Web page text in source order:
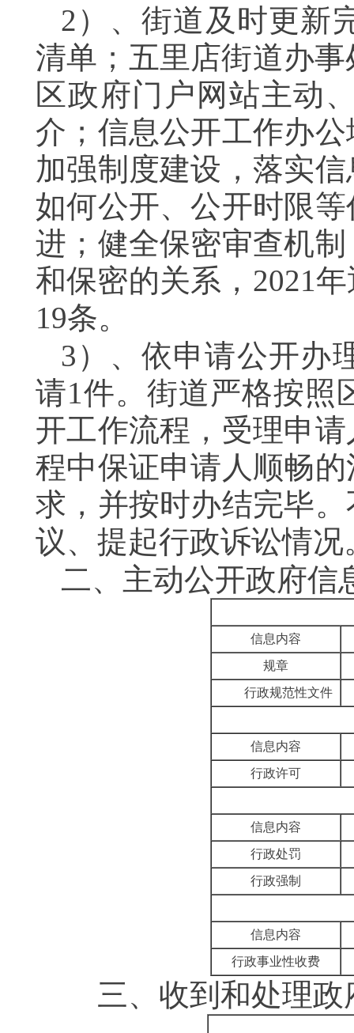
2）、 街道及时更新
清单 ；五里店街道办
区政府门户 网站主动
介； 信息公开工作办
加强制度建设，落实
如何公开、公开时限
进；健全保密审查机
和保密的关系， 2021年
19条。
3 ）、 依申请公开办
请1件。街道严格按照
开工作流程， 受理申
程中保证申请人顺畅
求 ，并按时办结完毕。
议、提起行政诉讼情况
二、主动公开政府信
信息内容
规章
行政规范性文件
信息内容
行政许可
信息内容
行政处罚
行政强制
信息内容
行政事业性收费
三、 收到和处理